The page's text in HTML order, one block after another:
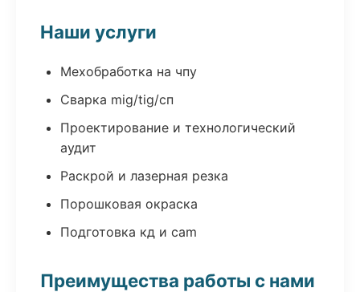
Наши услуги
Мехобработка на чпу
Сварка mig/tig/сп
Проектирование и технологический
аудит
Раскрой и лазерная резка
Порошковая окраска
Подготовка кд и cam
Преимущества работы с нами